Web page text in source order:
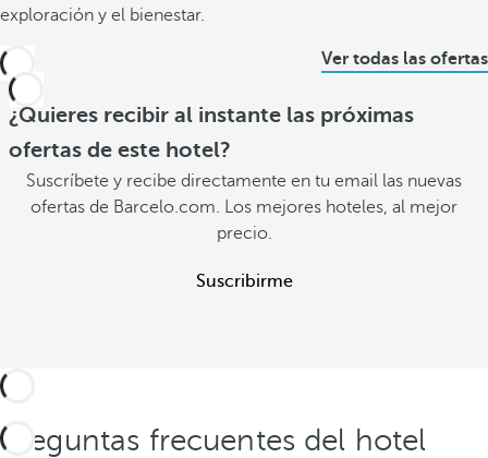
exploración y el bienestar.
Ver todas las ofertas
¿Quieres recibir al instante las próximas
ofertas de este hotel?
Suscríbete y recibe directamente en tu email las nuevas
ofertas de Barcelo.com. Los mejores hoteles, al mejor
precio.
Suscribirme
Preguntas frecuentes del hotel